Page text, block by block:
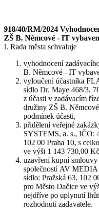
918/40/RM/2024
ZŠ B. Němcové - IT
I. Rada města schvaluje
vyhodnocení
B. Němcové - IT
vyloučení účastníka
sídlo Dr. Maye 468/3,
z účasti v zadávacím
družiny ZŠ B.
podmínek účasti,
přidělení veřejné
SYSTEMS, a. s., IČO:
102 00 Praha 10, s
ve výši 1 143 730,00
uzavření kupní
společností AV
sídlo: Pražská 63, 102
pro Město Dačice ve
nejdříve po uplynutí
rozhodnutí zadavatele.